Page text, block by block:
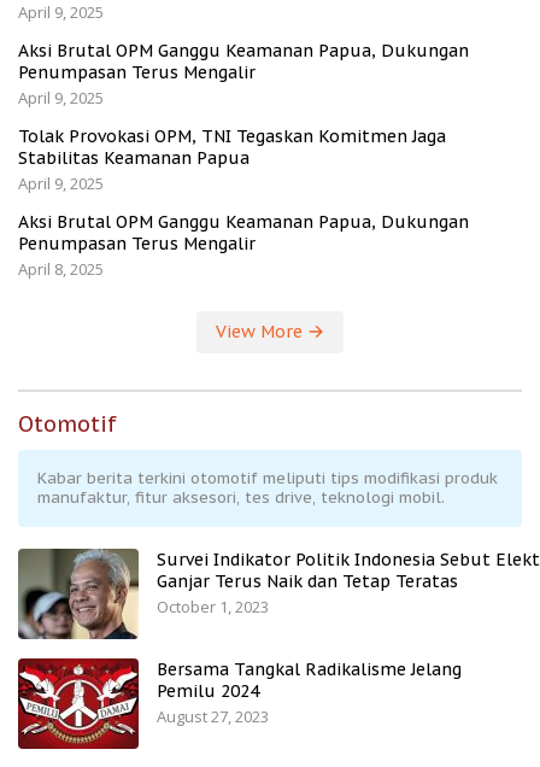
April 9, 2025
Aksi Brutal OPM Ganggu Keamanan Papua, Dukungan
Penumpasan Terus Mengalir
April 9, 2025
Tolak Provokasi OPM, TNI Tegaskan Komitmen Jaga
Stabilitas Keamanan Papua
April 9, 2025
Aksi Brutal OPM Ganggu Keamanan Papua, Dukungan
Penumpasan Terus Mengalir
April 8, 2025
View More
Otomotif
Kabar berita terkini otomotif meliputi tips modifikasi produk
manufaktur, fitur aksesori, tes drive, teknologi mobil.
Survei Indikator Politik Indonesia Sebut
Ganjar Terus Naik dan Tetap Teratas
October 1, 2023
Bersama Tangkal Radikalisme Jelang
Pemilu 2024
August 27, 2023